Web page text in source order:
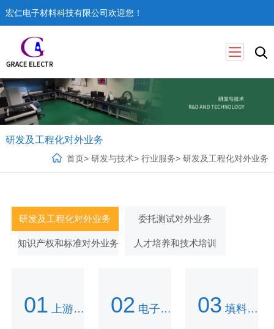
宏仁电子材料科技有限公司欢迎您！
研发及工程化对外业务
首页>研发与技术>行业服务>研发及工程化对外业务
研发及工程化对外业务 委托测试对外业务
知识产权和标准对外业务 人才培养和技术培训
01 上游原材料应用试验和全面评估 02 电子电路基材用树脂研究 03 填料应用研究